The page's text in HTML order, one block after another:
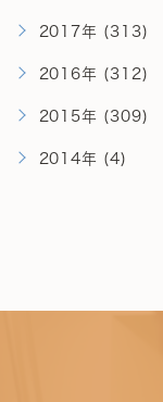
2017年 (313)
2016年 (312)
2015年 (309)
2014年 (4)